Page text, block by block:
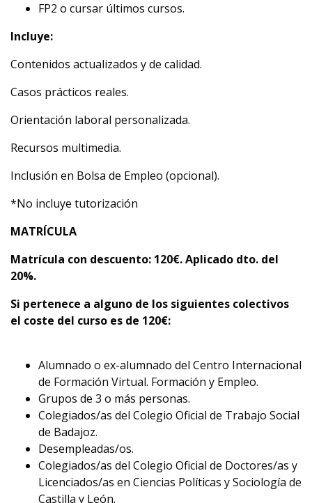
FP2 o cursar últimos cursos.
Incluye:
Contenidos actualizados y de calidad.
Casos prácticos reales.
Orientación laboral personalizada.
Recursos multimedia.
Inclusión en Bolsa de Empleo (opcional).
*No incluye tutorización
MATRÍCULA
Matrícula con descuento: 120€. Aplicado dto. del
20%.
Si pertenece a alguno de los siguientes colectivos
el coste del curso es de 120€:
Alumnado o ex-alumnado del Centro Internacional
de Formación Virtual. Formación y Empleo.
Grupos de 3 o más personas.
Colegiados/as del Colegio Oficial de Trabajo Social
de Badajoz.
Desempleadas/os.
Colegiados/as del Colegio Oficial de Doctores/as y
Licenciados/as en Ciencias Políticas y Sociología de
Castilla y León.